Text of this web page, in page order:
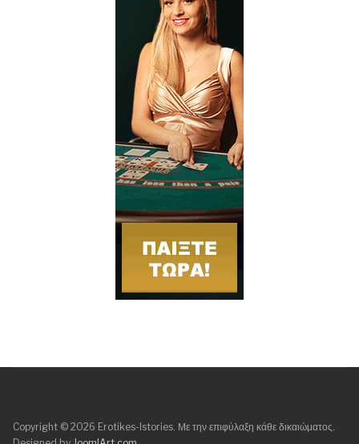
Copyright © 2026 Erotikes-Istories. Με την επιφύλαξη κάθε δικαιώματος.